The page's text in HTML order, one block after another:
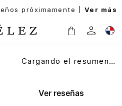
próximamente | Ver más
Ver reseñas
Cargando el resumen…